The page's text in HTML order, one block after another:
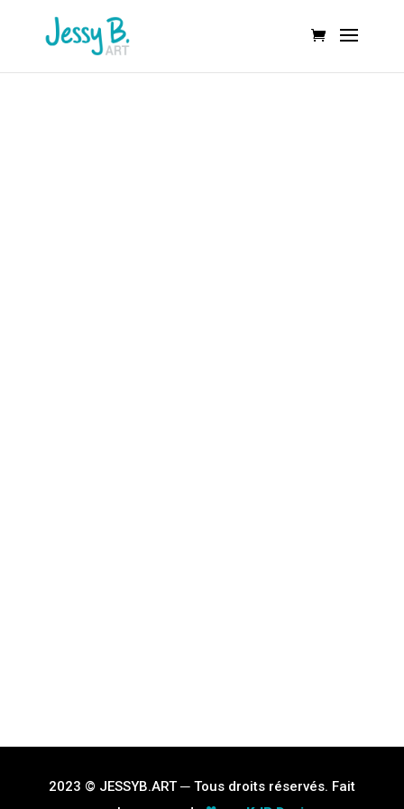
2023 © JESSYB.ART ─ Tous droits réservés. Fait